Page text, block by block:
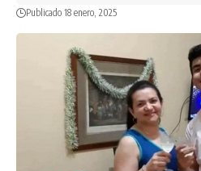
Publicado 18 enero, 2025